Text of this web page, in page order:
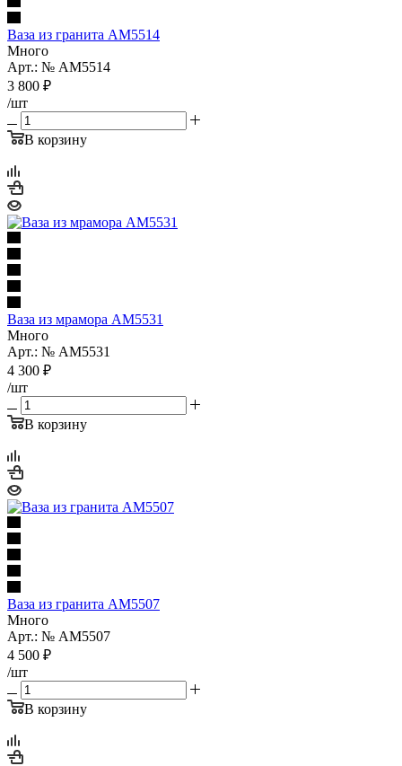
Ваза из гранита AM5514
Много
Арт.: № AM5514
3 800 ₽
/шт
В корзину
Ваза из мрамора AM5531
Много
Арт.: № AM5531
4 300 ₽
/шт
В корзину
Ваза из гранита AM5507
Много
Арт.: № AM5507
4 500 ₽
/шт
В корзину